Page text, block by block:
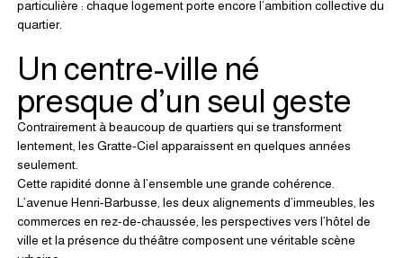
particulière : chaque logement porte encore l’ambition collective du
quartier.
Un centre-ville né
presque d’un seul geste
Contrairement à beaucoup de quartiers qui se transforment
lentement, les Gratte-Ciel apparaissent en quelques années
seulement.
Cette rapidité donne à l’ensemble une grande cohérence.
L’avenue Henri-Barbusse, les deux alignements d’immeubles, les
commerces en rez-de-chaussée, les perspectives vers l’hôtel de
ville et la présence du théâtre composent une véritable scène